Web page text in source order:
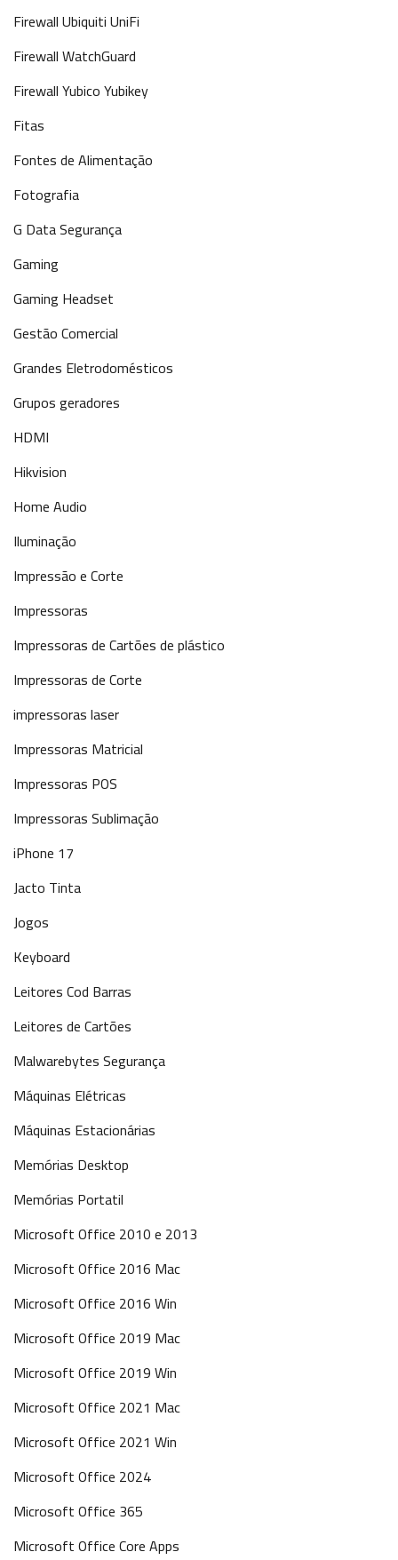
Firewall Ubiquiti UniFi
Firewall WatchGuard
Firewall Yubico Yubikey
Fitas
Fontes de Alimentação
Fotografia
G Data Segurança
Gaming
Gaming Headset
Gestão Comercial
Grandes Eletrodomésticos
Grupos geradores
HDMI
Hikvision
Home Audio
Iluminação
Impressão e Corte
Impressoras
Impressoras de Cartões de plástico
Impressoras de Corte
impressoras laser
Impressoras Matricial
Impressoras POS
Impressoras Sublimação
iPhone 17
Jacto Tinta
Jogos
Keyboard
Leitores Cod Barras
Leitores de Cartões
Malwarebytes Segurança
Máquinas Elétricas
Máquinas Estacionárias
Memórias Desktop
Memórias Portatil
Microsoft Office 2010 e 2013
Microsoft Office 2016 Mac
Microsoft Office 2016 Win
Microsoft Office 2019 Mac
Microsoft Office 2019 Win
Microsoft Office 2021 Mac
Microsoft Office 2021 Win
Microsoft Office 2024
Microsoft Office 365
Microsoft Office Core Apps